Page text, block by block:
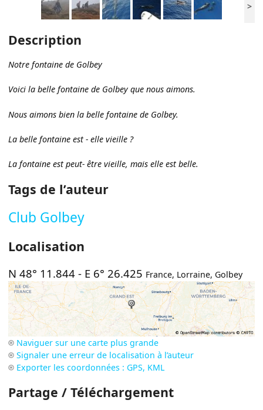
>
Description
Notre fontaine de Golbey
Voici la belle fontaine de Golbey que nous aimons.
Nous aimons bien la belle fontaine de Golbey.
La belle fontaine est - elle vieille ?
La fontaine est peut- être vieille, mais elle est belle.
Tags de l’auteur
Club Golbey
Localisation
N 48° 11.844 - E 6° 26.425 France, Lorraine, Golbey
Naviguer sur une carte plus grande
Signaler une erreur de localisation à l’auteur
Exporter les coordonnées : GPS, KML
Partage / Téléchargement